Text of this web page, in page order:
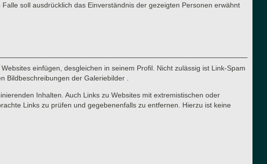
soll ausdrücklich das Einverständnis der gezeigten Personen erwähnt
einfügen, desgleichen in seinem Profil. Nicht zulässig ist Link-Spam
Bildbeschreibungen der Galeriebilder .
Inhalten. Auch Links zu Websites mit extremistischen oder
Links zu prüfen und gegebenenfalls zu entfernen. Hierzu ist keine